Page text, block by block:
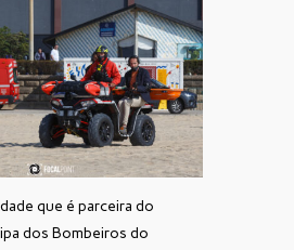
que é parceira do
dos Bombeiros do